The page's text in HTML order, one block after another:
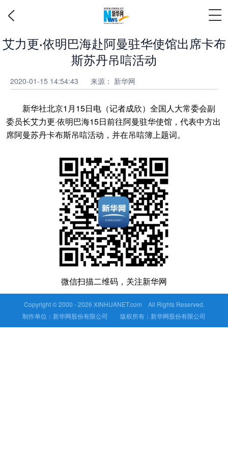
艾力更·依明巴海赴阿曼驻华使馆出席卡布
斯苏丹吊唁活动
2020-01-15 14:54:43 来源： 新华网
新华社北京1月15日电（记者成欣）全国人大常委会副
委员长艾力更·依明巴海15日前往阿曼驻华使馆，代表中方出
席阿曼苏丹卡布斯吊唁活动，并在吊唁簿上题词。
微信扫描二维码，关注新华网
Copyright © 2000 -2026 XINHUANET.com All Rights Reserved.
制作单位：新华网股份有限公司 版权所有：新华网股份有限公司